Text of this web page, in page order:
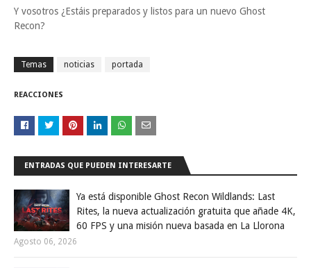
Y vosotros ¿Estáis preparados y listos para un nuevo Ghost
Recon?
Temas noticias portada
REACCIONES
ENTRADAS QUE PUEDEN INTERESARTE
Ya está disponible Ghost Recon Wildlands: Last
Rites, la nueva actualización gratuita que añade 4K,
60 FPS y una misión nueva basada en La Llorona
Agosto 06, 2026